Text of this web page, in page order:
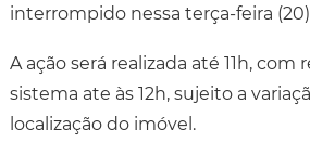
interrompido nessa terça-feira
A ação será realizada até 11h, com
sistema ate às 12h, sujeito a
localização do imóvel.